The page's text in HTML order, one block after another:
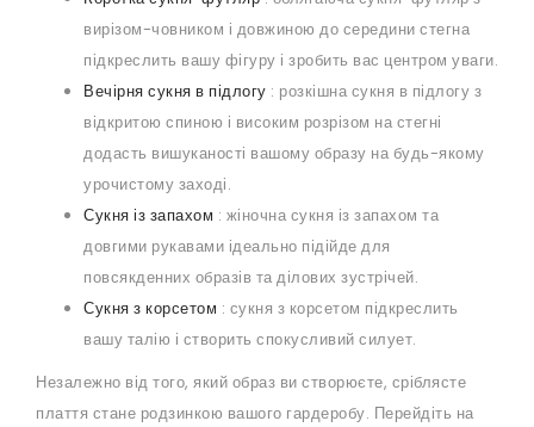
вирізом-човником і довжиною до середини стегна
підкреслить вашу фігуру і зробить вас центром уваги.
Вечірня сукня в підлогу : розкішна сукня в підлогу з
відкритою спиною і високим розрізом на стегні
додасть вишуканості вашому образу на будь-якому
урочистому заході.
Сукня із запахом : жіночна сукня із запахом та
довгими рукавами ідеально підійде для
повсякденних образів та ділових зустрічей.
Сукня з корсетом : сукня з корсетом підкреслить
вашу талію і створить спокусливий силует.
Незалежно від того, який образ ви створюєте, сріблясте
плаття стане родзинкою вашого гардеробу. Перейдіть на